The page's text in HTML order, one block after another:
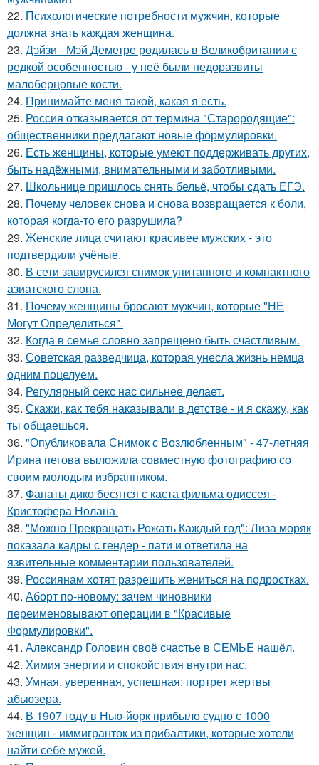
22. Психологические потребности мужчин, которые
должна знать каждая женщина.
23. Дэйзи - Мэй Деметре родилась в Великобритании с
редкой особенностью - у неё были недоразвиты
малоберцовые кости.
24. Принимайте меня такой, какая я есть.
25. Россия отказывается от термина "Старородящие":
общественники предлагают новые формулировки.
26. Есть женщины, которые умеют поддерживать других,
быть надёжными, внимательными и заботливыми.
27. Школьнице пришлось снять бельё, чтобы сдать ЕГЭ.
28. Почему человек снова и снова возвращается к боли,
которая когда-то его разрушила?
29. Женские лица считают красивее мужских - это
подтвердили учёные.
30. В сети завирусился снимок упитанного и компактного
азиатского слона.
31. Почему женщины бросают мужчин, которые "НЕ
Могут Определиться".
32. Когда в семье словно запрещено быть счастливым.
33. Советская разведчица, которая унесла жизнь немца
одним поцелуем.
34. Регулярный секс нас сильнее делает.
35. Скажи, как тебя наказывали в детстве - и я скажу, как
ты общаешься.
36. "Опубликовала Снимок с Возлюбленным" - 47-летняя
Ирина пегова выложила совместную фотографию со
своим молодым избранником.
37. Фанаты дико бесятся с каста фильма одиссея -
Кристофера Нолана.
38. "Можно Прекращать Рожать Каждый год": Лиза моряк
показала кадры с гендер - пати и ответила на
язвительные комментарии пользователей.
39. Россиянам хотят разрешить жениться на подростках.
40. Аборт по-новому: зачем чиновники
переименовывают операции в "Красивые
Формулировки".
41. Александр Головин своё счастье в СЕМЬЕ нашёл.
42. Химия энергии и спокойствия внутри нас.
43. Умная, уверенная, успешная: портрет жертвы
абьюзера.
44. В 1907 году в Нью-йорк прибыло судно с 1000
женщин - иммигранток из прибалтики, которые хотели
найти себе мужей.